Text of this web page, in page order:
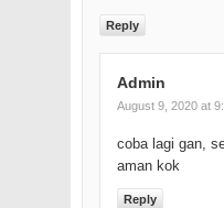
Reply
Admin
August 9, 2020 at
coba lagi gan,
aman kok
Reply